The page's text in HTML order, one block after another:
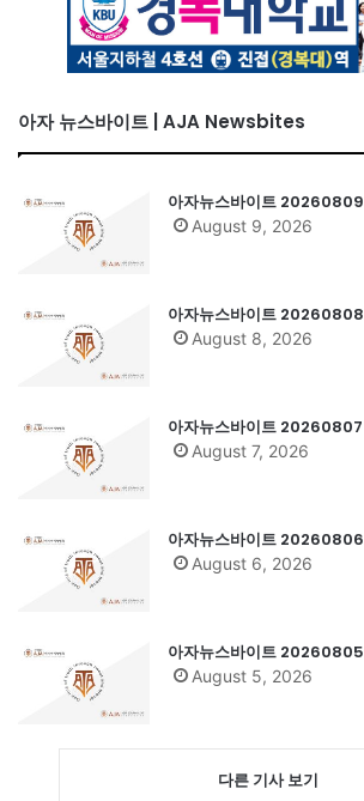
아자 뉴스바이트 | AJA Newsbites
아자뉴스바이트 20260809
August 9, 2026
아자뉴스바이트 20260808
August 8, 2026
아자뉴스바이트 20260807
August 7, 2026
아자뉴스바이트 20260806
August 6, 2026
아자뉴스바이트 20260805
August 5, 2026
다른 기사 보기